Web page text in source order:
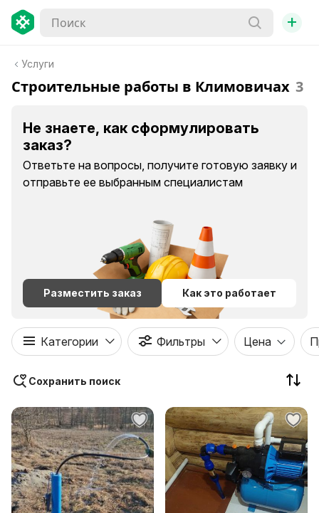
+
Услуги
Строительные работы в Климовичах 3
Не знаете, как сформулировать
заказ?
Ответьте на вопросы, получите готовую заявку и
отправьте ее выбранным специалистам
Разместить заказ Как это работает
Категории Фильтры Цена
Сохранить поиск